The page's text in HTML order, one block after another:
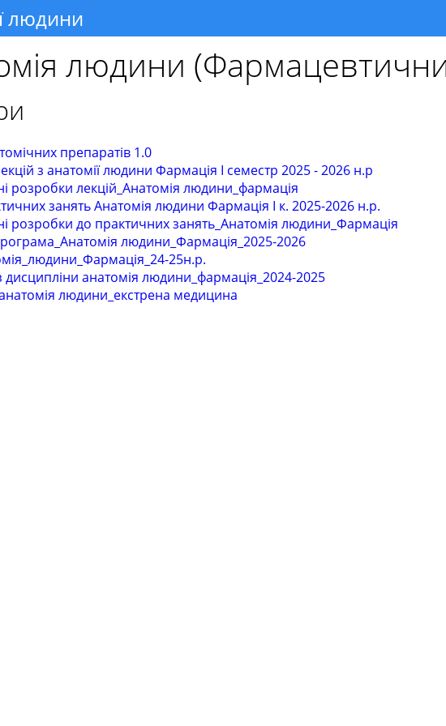
людини
людини
препаратів 1.0
з анатомії людини Фармація І семестр 2025 - 2026 н.р
розробки лекцій_Анатомія людини_фармація
занять Анатомія людини Фармація І к. 2025-2026 н.р.
розробки до практичних занять_Анатомія людини_Фармація
людини_Фармація_2025-2026
25н.р.
дисципліни анатомія людини_фармація_2024-2025
людини_екстрена медицина